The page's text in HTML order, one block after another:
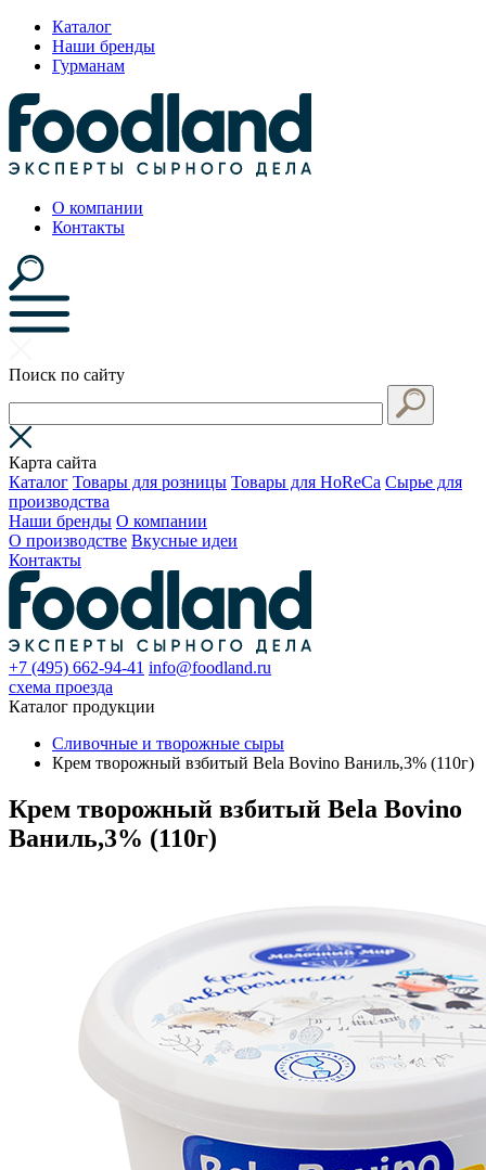
Каталог
Наши бренды
Гурманам
О компании
Контакты
Поиск по сайту
Карта сайта
Каталог Товары для розницы Товары для HoReCa Сырье для
производства
Наши бренды О компании
О производстве Вкусные идеи
Контакты
+7 (495) 662-94-41 info@foodland.ru
схема проезда
Каталог продукции
Сливочные и творожные сыры
Крем творожный взбитый Bela Bovino Ваниль,3% (110г)
Крем творожный взбитый Bela Bovino
Ваниль,3% (110г)